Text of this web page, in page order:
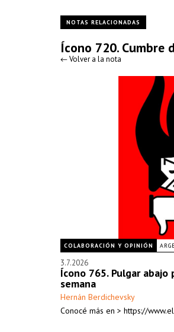
NOTAS RELACIONADAS
Ícono 720. Cumbre
← Volver a la nota
COLABORACIÓN Y OPINIÓN
3.7.2026
Ícono 765. Pulgar
semana
Hernán Berdichevsky
Conocé más en > https://